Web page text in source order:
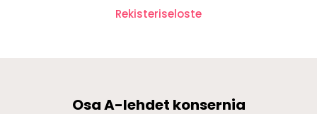
Rekisteriseloste
Osa A-lehdet konsernia